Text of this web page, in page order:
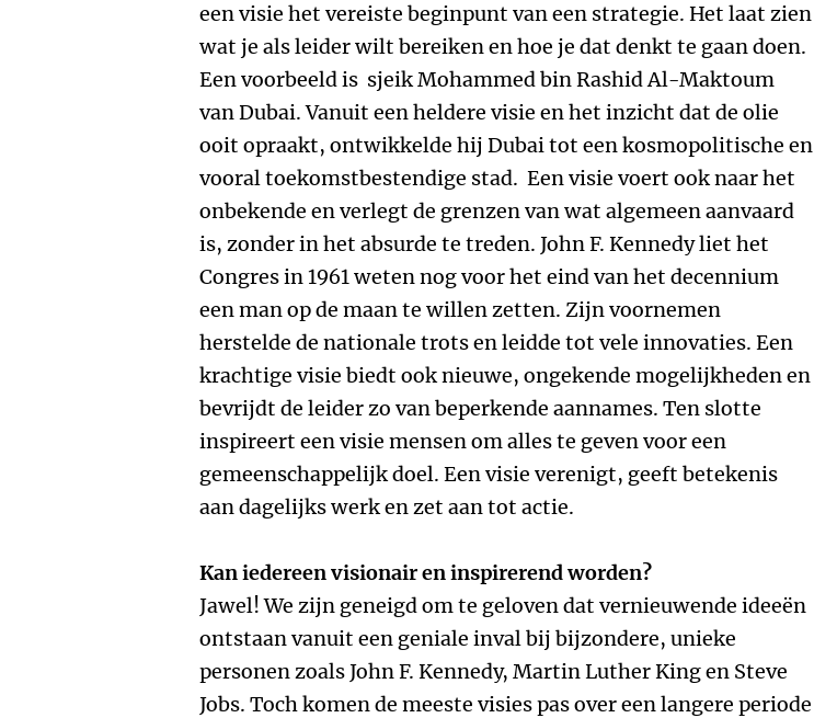
een visie het vereiste beginpunt van een strategie. Het laat zien
wat je als leider wilt bereiken en hoe je dat denkt te gaan doen.
Een voorbeeld is sjeik Mohammed bin Rashid Al-Maktoum
van Dubai. Vanuit een heldere visie en het inzicht dat de olie
ooit opraakt, ontwikkelde hij Dubai tot een kosmopolitische en
vooral toekomstbestendige stad. Een visie voert ook naar het
onbekende en verlegt de grenzen van wat algemeen aanvaard
is, zonder in het absurde te treden. John F. Kennedy liet het
Congres in 1961 weten nog voor het eind van het decennium
een man op de maan te willen zetten. Zijn voornemen
herstelde de nationale trots en leidde tot vele innovaties. Een
krachtige visie biedt ook nieuwe, ongekende mogelijkheden en
bevrijdt de leider zo van beperkende aannames. Ten slotte
inspireert een visie mensen om alles te geven voor een
gemeenschappelijk doel. Een visie verenigt, geeft betekenis
aan dagelijks werk en zet aan tot actie.
Kan iedereen visionair en inspirerend worden?
Jawel! We zijn geneigd om te geloven dat vernieuwende ideeën
ontstaan vanuit een geniale inval bij bijzondere, unieke
personen zoals John F. Kennedy, Martin Luther King en Steve
Jobs. Toch komen de meeste visies pas over een langere periode